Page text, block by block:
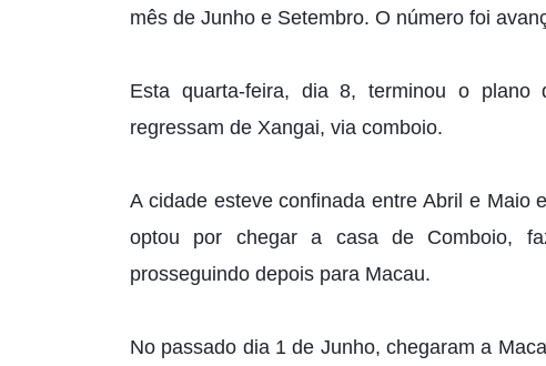
mês de Junho e Setembro. O número foi
Esta quarta-feira, dia 8, terminou o plano
regressam de Xangai, via comboio.
A cidade esteve confinada entre Abril e Maio
optou por chegar a casa de Comboio,
prosseguindo depois para Macau.
No passado dia 1 de Junho, chegaram a